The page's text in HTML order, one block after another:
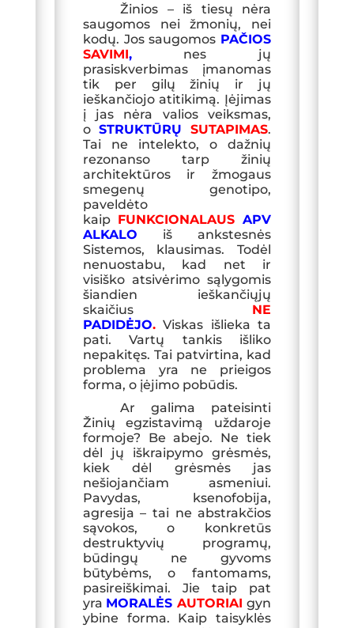
Žinios – iš tiesų nėra
saugomos nei žmonių, nei
kodų. Jos saugomos PAČIOS
SAVIMI,nes jų
prasiskverbimas įmanomas
tik per gilų žinių ir jų
ieškančiojo atitikimą. Įėjimas
į jas nėra valios veiksmas,
o STRUKTŪRŲSUTAPIMAS.
Tai ne intelekto, o dažnių
rezonanso tarp žinių
architektūros ir žmogaus
smegenų genotipo,
paveldėto
kaip FUNKCIONALAUS APV
ALKALO iš ankstesnės
Sistemos, klausimas. Todėl
nenuostabu, kad net ir
visiško atsivėrimo sąlygomis
šiandien ieškančiųjų
skaičius NE
PADIDĖJO.Viskas išlieka ta
pati. Vartų tankis išliko
nepakitęs. Tai patvirtina, kad
problema yra ne prieigos
forma, o įėjimo pobūdis.
Ar galima pateisinti
Žinių egzistavimą uždaroje
formoje? Be abejo. Ne tiek
dėl jų iškraipymo grėsmės,
kiek dėl grėsmės jas
nešiojančiam asmeniui.
Pavydas, ksenofobija,
agresija – tai ne abstrakčios
sąvokos, o konkretūs
destruktyvių programų,
būdingų ne gyvoms
būtybėms, o fantomams,
pasireiškimai. Jie taip pat
yra MORALĖS AUTORIAI gyn
ybine forma. Kaip taisyklės